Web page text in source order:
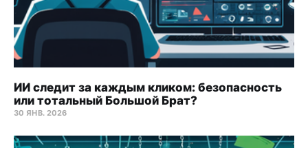
ИИ следит за каждым кликом: безопасность
или тотальный Большой Брат?
30 ЯНВ. 2026